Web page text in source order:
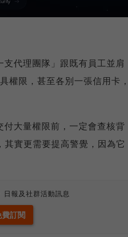
代理團隊」跟既有員工並肩
權限，甚至各別一張信用卡
大量權限前，一定會查核背
實更需要提高警覺，因為它
報及社群活動訊息